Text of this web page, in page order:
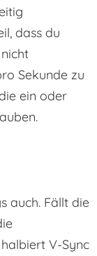
dass du
Sekunde zu
ein oder
auch. Fällt die
V-Sync